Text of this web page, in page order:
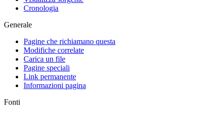
Cronologia
Generale
Pagine che richiamano questa
Modifiche correlate
Carica un file
Pagine speciali
Link permanente
Informazioni pagina
Fonti